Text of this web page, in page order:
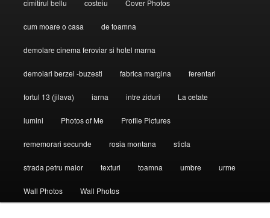
cimitirul bellu costeiu Cover Photos
cum moare o casa de toamna
demolare cinema feroviar si hotel marna
demolari berzei -buzesti fabrica margina ferentari
fortul 13 (jilava) iarna intre ziduri La cetate
lumini Photos of Me Profile Pictures
rememorari secunde rosia montana sticla
strada petru maior texturi toamna umbre urme
Wall Photos Wall Photos